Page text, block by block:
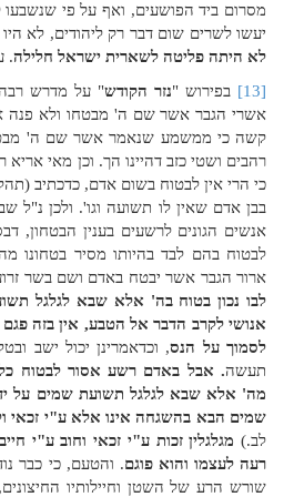
מסרום ביד הפושעים, ואף על פי
יעשו לשרים שום דבר רק ליהודים, לא
לא היתה פליטה לשארית ישראל חלילה.
[13]
בפירוש "נזר הקודש" על מדרש
אשרי הגבר אשר שם ה' מבטחו ולא פנה
קשה כי ממשמע שנאמר אשר שם ה'
רהבים ושטי כזב דהיינו הך. וכן מאי אריא
כי הרי אין לבטוח בשום אדם, כדכתיב
בבן אדם שאין לו תשועה וגו'. ולכן נ"ל
אנשים הגונים לרשעים בענין הבטחון,
לבטוח בהם לבד בהיותו מסיר בטחונו
ארור הגבר אשר יבטח באדם ושם בשר
לבו נכון בטוח בה' אלא שבא לגלגל
אנושי לקרב הדבר אל הטבע, אין בזה
לסמוך על הנס, וכדאמרינן יכול ישב
תעשה. אבל באדם רשע אסור לבטוח
מה' אלא שבא לגלגל תשועת שמים על
שמים הבא בהשגחה אינו אלא ע"י זכאי
לב.) מגלגלין זכות ע"י זכאי וחוב ע"י
רעה לעצמו והוא פוגם. והטעם, כי כבר
שורש הרע של השטן וחיילותיו